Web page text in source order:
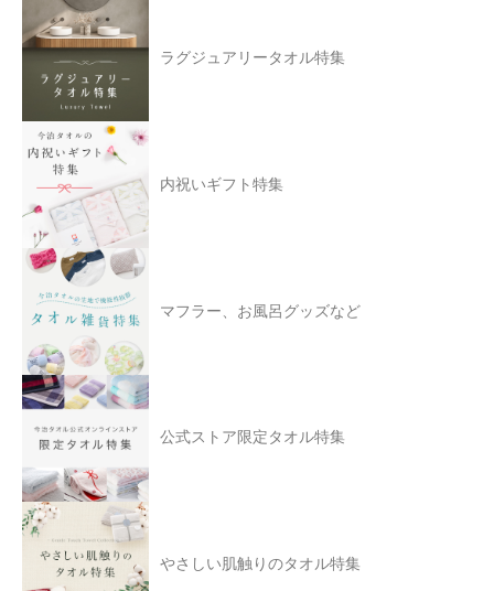
ラグジュアリータオル特集
内祝いギフト特集
マフラー、お風呂グッズなど
公式ストア限定タオル特集
やさしい肌触りのタオル特集